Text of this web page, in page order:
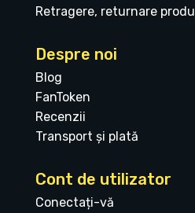
Retragere, returnare
Despre noi
Blog
FanToken
Recenzii
Transport și plată
Cont de utilizator
Conectați-vă